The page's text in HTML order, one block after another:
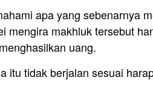
apa yang sebenarnya
mengira makhluk tersebut
uang.
itu tidak berjalan sesuai